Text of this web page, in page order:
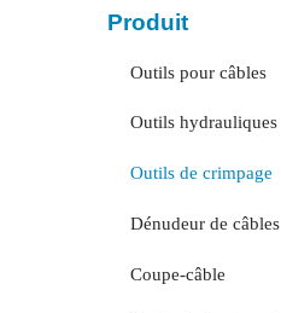
Produit
Outils pour câbles
Outils hydrauliques
Outils de crimpage
Dénudeur de câbles
Coupe-câble